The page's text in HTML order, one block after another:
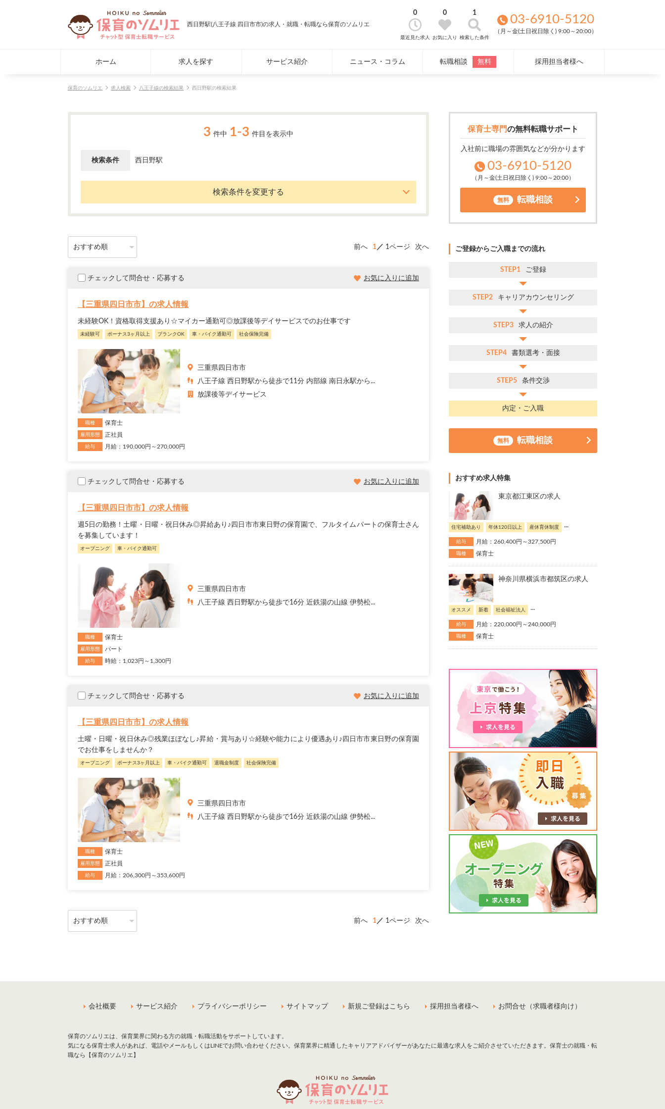
西日野駅(八王子線 四日市市)の求人・就職・転職なら保育のソムリエ
0
最近見た求人
0
お気に入り
1
検索した条件
03-6910-5120
（月～金(土日祝日除く) 9:00～20:00）
ホーム 求人を探す サービス紹介 ニュース・コラム 転職相談 無料 採用担当者様へ
保育のソムリエ 求人検索 八王子線の検索結果 西日野駅の検索結果
3 件中 1-3 件目を表示中
検索条件 西日野駅
検索条件を変更する
前へ 1 1ページ 次へ
チェックして問合せ・応募する お気に入りに追加
【三重県四日市市】の求人情報
未経験OK！資格取得支援あり☆マイカー通勤可◎放課後等デイサービスでのお仕事です
未経験可 ボーナス3ヶ月以上 ブランクOK 車・バイク通勤可 社会保険完備
三重県四日市市
八王子線 西日野駅から徒歩で11分 内部線 南日永駅から...
放課後等デイサービス
職種 保育士
雇用形態 正社員
給与 月給：190,000円～270,000円
チェックして問合せ・応募する お気に入りに追加
【三重県四日市市】の求人情報
週5日の勤務！土曜・日曜・祝日休み◎昇給あり♪四日市市東日野の保育園で、フルタイムパートの保育士さん
を募集しています！
オープニング 車・バイク通勤可
三重県四日市市
八王子線 西日野駅から徒歩で16分 近鉄湯の山線 伊勢松...
職種 保育士
雇用形態 パート
給与 時給：1,023円～1,300円
チェックして問合せ・応募する お気に入りに追加
【三重県四日市市】の求人情報
土曜・日曜・祝日休み◎残業ほぼなし♪昇給・賞与あり☆経験や能力により優遇あり♪四日市市東日野の保育園
でお仕事をしませんか？
オープニング ボーナス3ヶ月以上 車・バイク通勤可 退職金制度 社会保険完備
三重県四日市市
八王子線 西日野駅から徒歩で16分 近鉄湯の山線 伊勢松...
職種 保育士
雇用形態 正社員
給与 月給：206,300円～353,600円
前へ 1 1ページ 次へ
保育士専門の無料転職サポート
入社前に職場の雰囲気などが分かります
03-6910-5120
（月～金(土日祝日除く) 9:00～20:00）
無料 転職相談
ご登録からご入職までの流れ
STEP1 ご登録
STEP2 キャリアカウンセリング
STEP3 求人の紹介
STEP4 書類選考・面接
STEP5 条件交渉
内定・ご入職
無料 転職相談
おすすめ求人特集
東京都江東区の求人
住宅補助あり 年休120日以上 産休育休制度 ...
給与 月給：260,400円～327,500円
職種 保育士
神奈川県横浜市都筑区の求人
オススメ 新着 社会福祉法人 ...
給与 月給：220,000円～240,000円
職種 保育士
会社概要 サービス紹介 プライバシーポリシー サイトマップ 新規ご登録はこちら 採用担当者様へ お問合せ（求職者様向け）
保育のソムリエは、保育業界に関わる方の就職・転職活動をサポートしています。
気になる保育士求人があれば、電話やメールもしくはLINEでお問い合わせください。保育業界に精通したキャリアアドバイザーがあなたに最適な求人をご紹介させていただきます。保育士の就職・転
職なら【保育のソムリエ】